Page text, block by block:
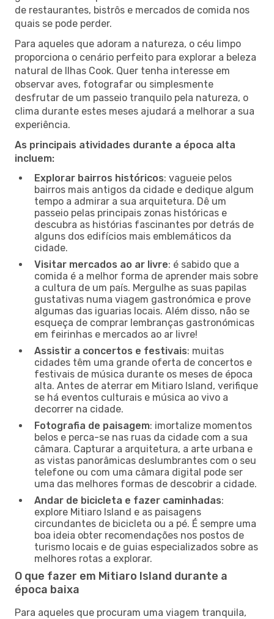
de restaurantes, bistrôs e mercados de comida nos
quais se pode perder.
Para aqueles que adoram a natureza, o céu limpo
proporciona o cenário perfeito para explorar a beleza
natural de Ilhas Cook. Quer tenha interesse em
observar aves, fotografar ou simplesmente
desfrutar de um passeio tranquilo pela natureza, o
clima durante estes meses ajudará a melhorar a sua
experiência.
As principais atividades durante a época alta
incluem:
Explorar bairros históricos: vagueie pelos
bairros mais antigos da cidade e dedique algum
tempo a admirar a sua arquitetura. Dê um
passeio pelas principais zonas históricas e
descubra as histórias fascinantes por detrás de
alguns dos edifícios mais emblemáticos da
cidade.
Visitar mercados ao ar livre: é sabido que a
comida é a melhor forma de aprender mais sobre
a cultura de um país. Mergulhe as suas papilas
gustativas numa viagem gastronómica e prove
algumas das iguarias locais. Além disso, não se
esqueça de comprar lembranças gastronómicas
em feirinhas e mercados ao ar livre!
Assistir a concertos e festivais: muitas
cidades têm uma grande oferta de concertos e
festivais de música durante os meses de época
alta. Antes de aterrar em Mitiaro Island, verifique
se há eventos culturais e música ao vivo a
decorrer na cidade.
Fotografia de paisagem: imortalize momentos
belos e perca-se nas ruas da cidade com a sua
câmara. Capturar a arquitetura, a arte urbana e
as vistas panorâmicas deslumbrantes com o seu
telefone ou com uma câmara digital pode ser
uma das melhores formas de descobrir a cidade.
Andar de bicicleta e fazer caminhadas:
explore Mitiaro Island e as paisagens
circundantes de bicicleta ou a pé. É sempre uma
boa ideia obter recomendações nos postos de
turismo locais e de guias especializados sobre as
melhores rotas a explorar.
O que fazer em Mitiaro Island durante a
época baixa
Para aqueles que procuram uma viagem tranquila,